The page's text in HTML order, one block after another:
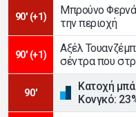
90' (+1)
Μπρούνο
την περιοχή
90' (+1)
Αξέλ
σέντρα που
90'
Κατοχή
Κονγκό: